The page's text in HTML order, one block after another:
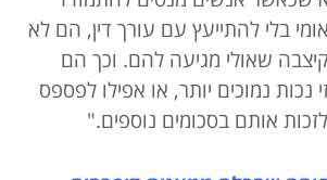
בלי להתייעץ עם עורך דין, הם לא
שאולי מגיעה להם. וכך הם
נכות נמוכים יותר, או אפילו לפספס
אותם בסכומים נוספים."